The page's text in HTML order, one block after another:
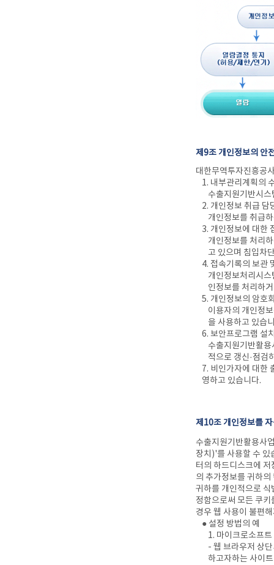
제9조 개인정보의 안
대한무역투자진흥공
1. 내부관리계획의
수출지원기반시스
2. 개인정보 취급 담
개인정보를 취급
3. 개인정보에 대한
개인정보를 처리
고 있으며 침입차
4. 접속기록의 보관
개인정보처리시
인정보를 처리하
5. 개인정보의 암호
이용자의 개인정
을 사용하고 있습
6. 보안프로그램 설
수출지원기반활용
적으로 갱신·점검
7. 비인가자에 대한
영하고 있습니다.
제10조 개인정보를
수출지원기반활용사
장치)'를 사용할 수 있
터의 하드디스크에
의 추가정보를 귀하
귀하를 개인적으로 식
정함으로써 모든 쿠
경우 웹 사용이 불편
● 설정 방법의 예
1. 마이크로소프
- 웹 브라우저 상
하고자하는 사이